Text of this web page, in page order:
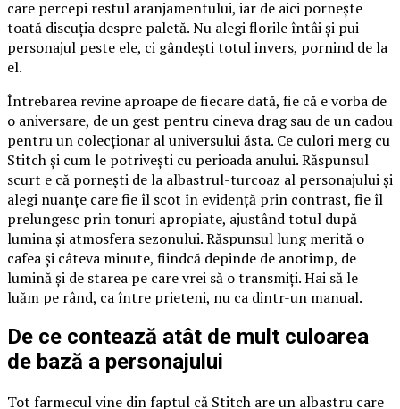
care percepi restul aranjamentului, iar de aici pornește
toată discuția despre paletă. Nu alegi florile întâi și pui
personajul peste ele, ci gândești totul invers, pornind de la
el.
Întrebarea revine aproape de fiecare dată, fie că e vorba de
o aniversare, de un gest pentru cineva drag sau de un cadou
pentru un colecționar al universului ăsta. Ce culori merg cu
Stitch și cum le potrivești cu perioada anului. Răspunsul
scurt e că pornești de la albastrul-turcoaz al personajului și
alegi nuanțe care fie îl scot în evidență prin contrast, fie îl
prelungesc prin tonuri apropiate, ajustând totul după
lumina și atmosfera sezonului. Răspunsul lung merită o
cafea și câteva minute, fiindcă depinde de anotimp, de
lumină și de starea pe care vrei să o transmiți. Hai să le
luăm pe rând, ca între prieteni, nu ca dintr-un manual.
De ce contează atât de mult culoarea
de bază a personajului
Tot farmecul vine din faptul că Stitch are un albastru care